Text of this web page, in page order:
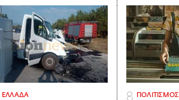
ΕΛΛΑΔΑ ΠΟΛΙΤΙΣΜΟΣ